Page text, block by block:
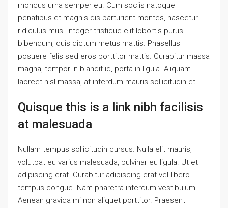
rhoncus urna semper eu. Cum sociis natoque
penatibus et magnis dis parturient montes, nascetur
ridiculus mus. Integer tristique elit lobortis purus
bibendum, quis dictum metus mattis. Phasellus
posuere felis sed eros porttitor mattis. Curabitur massa
magna, tempor in blandit id, porta in ligula. Aliquam
laoreet nisl massa, at interdum mauris sollicitudin et.
Quisque this is a link nibh facilisis
at malesuada
Nullam tempus sollicitudin cursus. Nulla elit mauris,
volutpat eu varius malesuada, pulvinar eu ligula. Ut et
adipiscing erat. Curabitur adipiscing erat vel libero
tempus congue. Nam pharetra interdum vestibulum.
Aenean gravida mi non aliquet porttitor. Praesent